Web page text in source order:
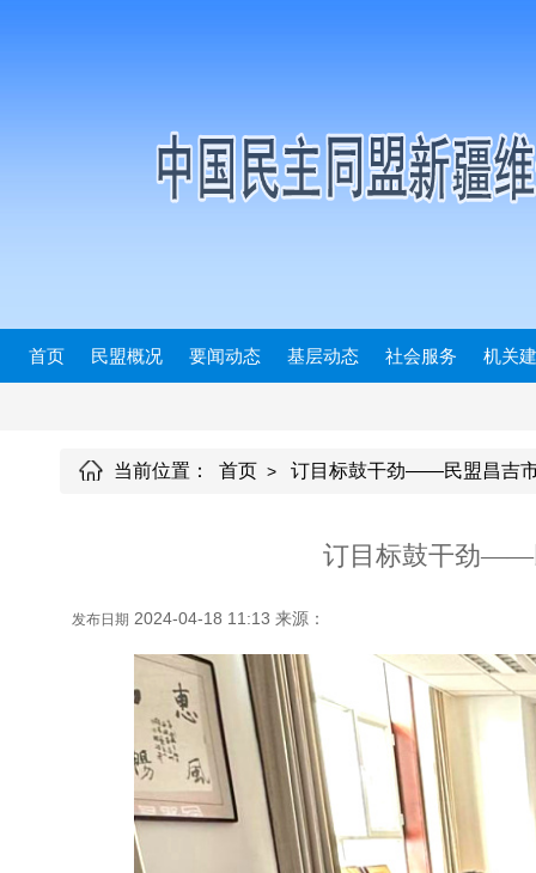
首页 民盟概况 要闻动态 基层动态 社会服务 机关
当前位置： 首页 > 订目标鼓干劲——民盟昌吉
订目标鼓干劲——
发布日期 2024-04-18 11:13 来源：